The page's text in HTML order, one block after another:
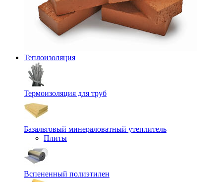
Теплоизоляция
Термоизоляция для труб
Базальтовый минераловатный утеплитель
Плиты
Вспененный полиэтилен